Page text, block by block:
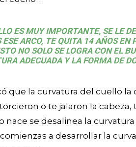
ES MUY IMPORTANTE, SE LE
ARCO, TE QUITA 14 AÑOS EN
NO SOLO SE LOGRA CON EL
ADECUADA Y LA FORMA DE
que la curvatura del cuello la
o te jalaron la
se desalinea la
a desarrollar la